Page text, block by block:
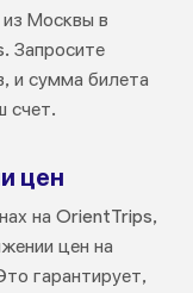
Москвы в
Запросите
и сумма билета
счет.
цен
на OrientTrips,
цен на
гарантирует,